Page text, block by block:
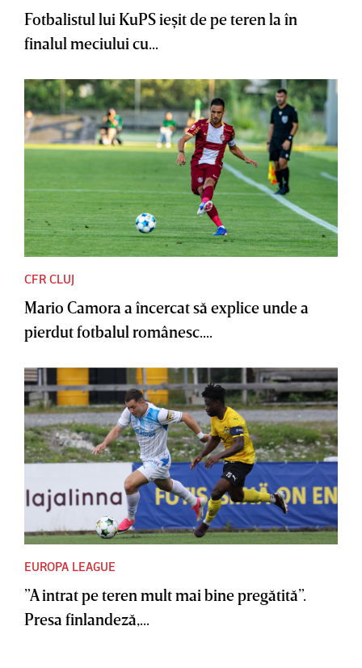
Fotbalistul lui KuPS ieşit de pe teren la în
finalul meciului cu...
CFR CLUJ
Mario Camora a încercat să explice unde a
pierdut fotbalul românesc....
EUROPA LEAGUE
”A intrat pe teren mult mai bine pregătită”.
Presa finlandeză,...